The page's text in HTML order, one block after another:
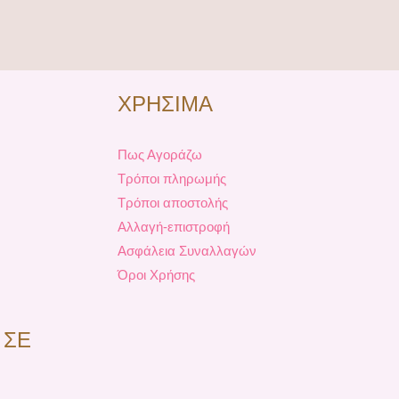
ΧΡΗΣΙΜΑ
Πως Αγοράζω
Τρόποι πληρωμής
Τρόποι αποστολής
Αλλαγή-επιστροφή
Ασφάλεια Συναλλαγών
Όροι Χρήσης